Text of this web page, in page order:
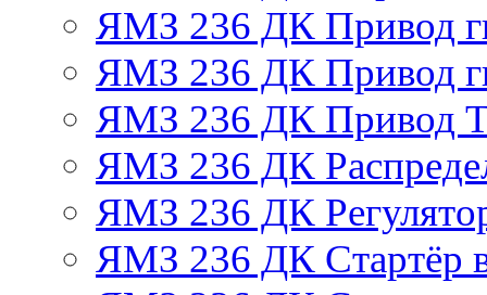
ЯМЗ 236 ДК Привод
ЯМЗ 236 ДК Привод
ЯМЗ 236 ДК Привод
ЯМЗ 236 ДК
ЯМЗ 236 ДК
ЯМЗ 236 ДК Стартёр